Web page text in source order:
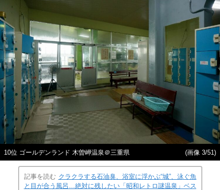
10位 ゴールデンランド 木曽岬温泉＠三重県 (画像 3/51)
記事を読む クラクラする石油臭、浴室に浮かぶ“城”、泳ぐ魚
と目が合う風呂…絶対に残したい「昭和レトロ謎温泉」ベス